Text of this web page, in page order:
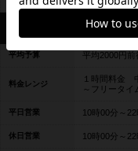
平均予算 平均2000円前
料金レンジ
１時間料金
～フリータ
平日営業 10時00分～22
休日営業 10時00分～22